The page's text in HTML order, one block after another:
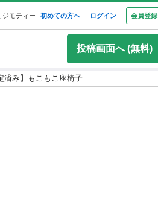
ジモティー 初めての方へ ログイン 会員登録
投稿画面へ (無料)
済み】もこもこ座椅子